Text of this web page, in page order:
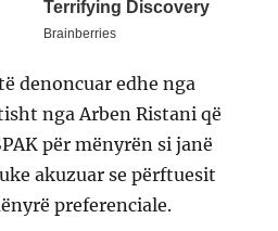
denoncuar edhe nga
nga Arben Ristani që
për mënyrën si janë
akuzuar se përftuesit
preferenciale.